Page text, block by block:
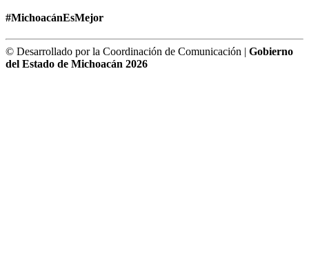
#MichoacánEsMejor
© Desarrollado por la Coordinación de Comunicación | Gobierno
del Estado de Michoacán 2026